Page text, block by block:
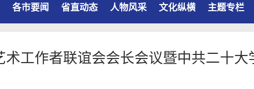
各市要闻 省直动态 人物风采 文化纵横 主题专栏
术工作者联谊会会长会议暨中共二十大